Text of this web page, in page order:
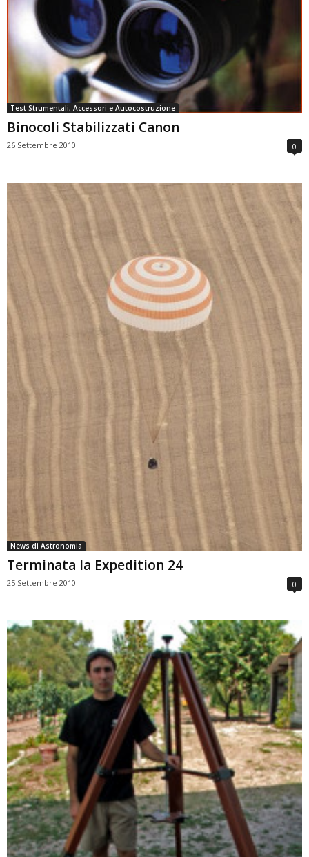
Test Strumentali, Accessori e Autocostruzione
Binocoli Stabilizzati Canon
26 Settembre 2010 0
News di Astronomia
Terminata la Expedition 24
25 Settembre 2010 0